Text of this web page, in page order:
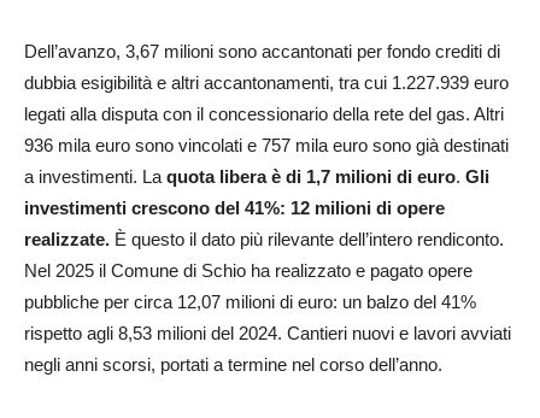
Dell’avanzo, 3,67 milioni sono accantonati per fondo crediti di
dubbia esigibilità e altri accantonamenti, tra cui 1.227.939 euro
legati alla disputa con il concessionario della rete del gas. Altri
936 mila euro sono vincolati e 757 mila euro sono già destinati
a investimenti. La quota libera è di 1,7 milioni di euro. Gli
investimenti crescono del 41%: 12 milioni di opere
realizzate. È questo il dato più rilevante dell’intero rendiconto.
Nel 2025 il Comune di Schio ha realizzato e pagato opere
pubbliche per circa 12,07 milioni di euro: un balzo del 41%
rispetto agli 8,53 milioni del 2024. Cantieri nuovi e lavori avviati
negli anni scorsi, portati a termine nel corso dell’anno.